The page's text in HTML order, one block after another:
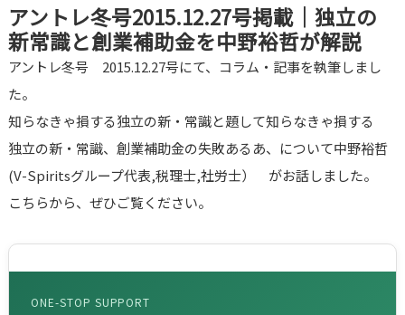
アントレ冬号2015.12.27号掲載｜独立の
新常識と創業補助金を中野裕哲が解説
アントレ冬号 2015.12.27号にて、コラム・記事を執筆しまし
た。
知らなきゃ損する独立の新・常識と題して知らなきゃ損する
独立の新・常識、創業補助金の失敗あるあ、について中野裕哲
(V-Spiritsグループ代表,税理士,社労士） がお話しました。
こちらから、ぜひご覧ください。
ONE-STOP SUPPORT